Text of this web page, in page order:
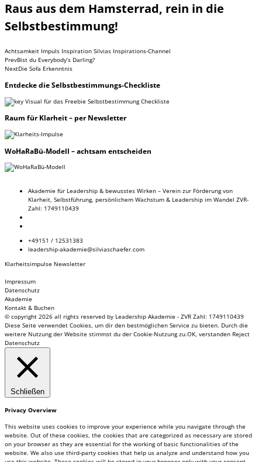
Raus aus dem Hamsterrad, rein in die
Selbstbestimmung!
Achtsamkeit Impuls Inspiration Silvias Inspirations-Channel
PrevBist du Everybody’s Darling?
NextDie Sofa Erkenntnis
Entdeckedie Selbstbestimmungs-Checkliste
Raum für Klarheit – per Newsletter
WoHaRaBü-Modell – achtsam entscheiden
Akademie für Leadership & bewusstes Wirken – Verein zur Förderung von
Klarheit, Selbstführung, persönlichem Wachstum & Leadership im Wandel ZVR-
Zahl: 1749110439
+49151 / 12531383
leadership-akademie@silviaschaefer.com
Klarheitsimpulse Newsletter
Impressum
Datenschutz
Akademie
Kontakt & Buchen
© copyright 2026 all rights reserved by Leadership Akademie - ZVR Zahl: 1749110439
Diese Seite verwendet Cookies, um dir den bestmöglichen Service zu bieten. Durch die
weitere Nutzung der Website stimmst du der Cookie-Nutzung zu.OK, verstanden Reject
Datenschutz
Schließen
Privacy Overview
This website uses cookies to improve your experience while you navigate through the
website. Out of these cookies, the cookies that are categorized as necessary are stored
on your browser as they are essential for the working of basic functionalities of the
website. We also use third-party cookies that help us analyze and understand how you